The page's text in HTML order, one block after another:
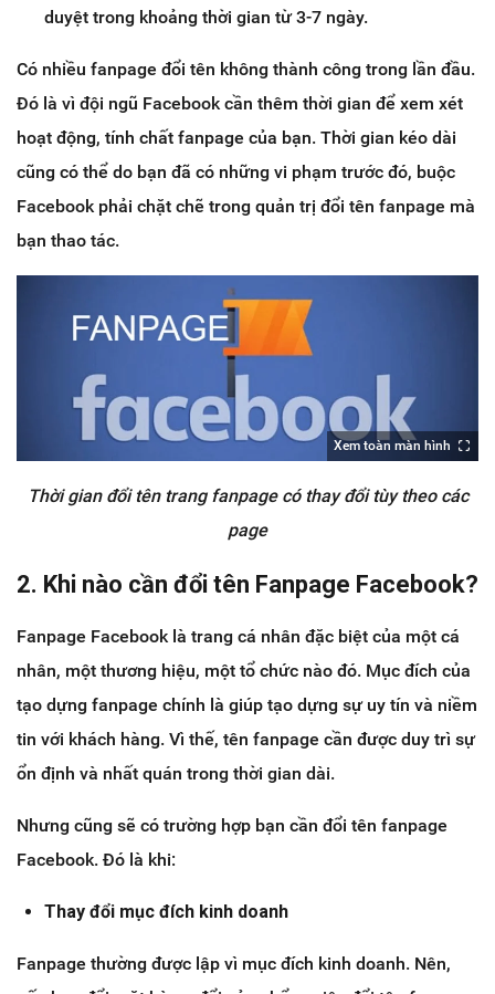
duyệt trong khoảng thời gian từ 3-7 ngày.
Có nhiều fanpage đổi tên không thành công trong lần đầu.
Đó là vì đội ngũ Facebook cần thêm thời gian để xem xét
hoạt động, tính chất fanpage của bạn. Thời gian kéo dài
cũng có thể do bạn đã có những vi phạm trước đó, buộc
Facebook phải chặt chẽ trong quản trị đổi tên fanpage mà
bạn thao tác.
Xem toàn màn hình
Thời gian đổi tên trang fanpage có thay đổi tùy theo các
page
2. Khi nào cần đổi tên Fanpage Facebook?
Fanpage Facebook là trang cá nhân đặc biệt của một cá
nhân, một thương hiệu, một tổ chức nào đó. Mục đích của
tạo dựng fanpage chính là giúp tạo dựng sự uy tín và niềm
tin với khách hàng. Vì thế, tên fanpage cần được duy trì sự
ổn định và nhất quán trong thời gian dài.
Nhưng cũng sẽ có trường hợp bạn cần đổi tên fanpage
Facebook. Đó là khi:
Thay đổi mục đích kinh doanh
Fanpage thường được lập vì mục đích kinh doanh. Nên,